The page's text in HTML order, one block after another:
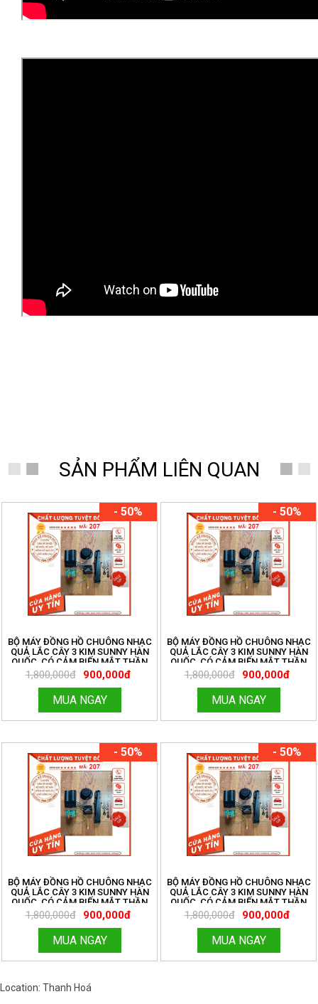
SẢN PHẨM LIÊN QUAN
- 50%
BỘ MÁY ĐỒNG HỒ CHUÔNG NHẠC
QUẢ LẮC CÂY 3 KIM SUNNY HÀN
QUỐC, CÓ CẢM BIẾN MẮT THẦN
LẮP ĐÔNG HỒ CÂY, GỐC LŨA. ĐỒNG
HỒ THANH HÙNG.
1,800,000đ 900,000đ
MUA NGAY
- 50%
BỘ MÁY ĐỒNG HỒ CHUÔNG NHẠC
QUẢ LẮC CÂY 3 KIM SUNNY HÀN
QUỐC, CÓ CẢM BIẾN MẮT THẦN
LẮP ĐÔNG HỒ CÂY, GỐC LŨA. ĐỒNG
HỒ THANH HÙNG.
1,800,000đ 900,000đ
MUA NGAY
- 50%
BỘ MÁY ĐỒNG HỒ CHUÔNG NHẠC
QUẢ LẮC CÂY 3 KIM SUNNY HÀN
QUỐC, CÓ CẢM BIẾN MẮT THẦN
LẮP ĐÔNG HỒ CÂY, GỐC LŨA. ĐỒNG
HỒ THANH HÙNG.
1,800,000đ 900,000đ
MUA NGAY
- 50%
BỘ MÁY ĐỒNG HỒ CHUÔNG NHẠC
QUẢ LẮC CÂY 3 KIM SUNNY HÀN
QUỐC, CÓ CẢM BIẾN MẮT THẦN
LẮP ĐÔNG HỒ CÂY, GỐC LŨA. ĐỒNG
HỒ THANH HÙNG.
1,800,000đ 900,000đ
MUA NGAY
Location: Thanh Hoá